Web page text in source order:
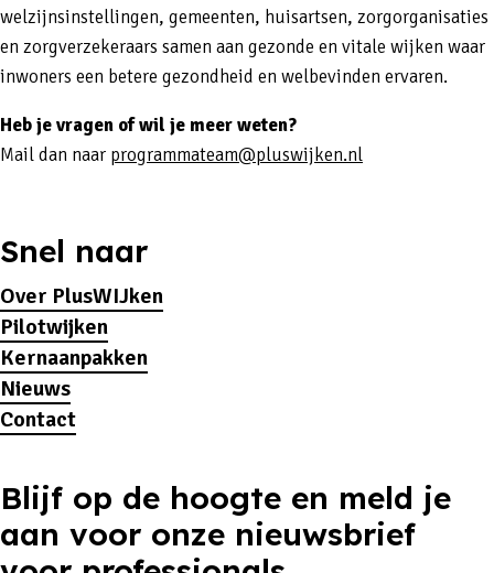
welzijnsinstellingen, gemeenten, huisartsen, zorgorganisaties
en zorgverzekeraars samen aan gezonde en vitale wijken waar
inwoners een betere gezondheid en welbevinden ervaren.
Heb je vragen of wil je meer weten?
Mail dan naar programmateam@pluswijken.nl
Snel naar
Over PlusWIJken
Pilotwijken
Kernaanpakken
Nieuws
Contact
Blijf op de hoogte en meld je
aan voor onze nieuwsbrief